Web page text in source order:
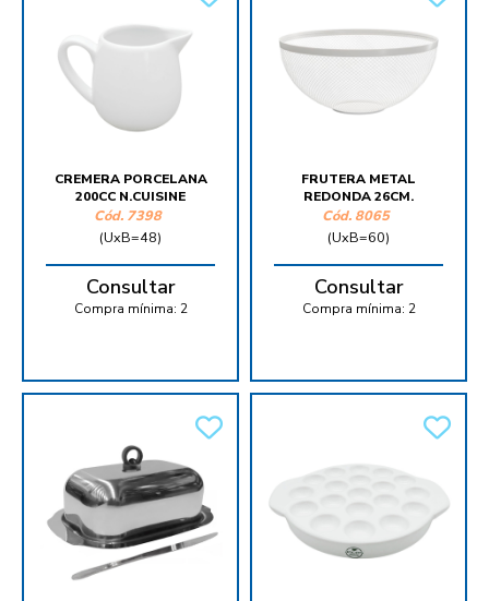
CREMERA PORCELANA
200CC N.CUISINE
Cód. 7398
(UxB=48)
Consultar
Compra mínima: 2
FRUTERA METAL
REDONDA 26CM.
Cód. 8065
(UxB=60)
Consultar
Compra mínima: 2